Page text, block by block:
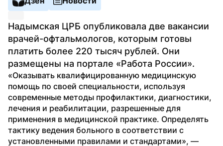
Надымская ЦРБ опубликовала две вакансии
врачей-офтальмологов, которым готовы
платить более 220 тысяч рублей. Они
размещены на портале «Работа России».
«Оказывать квалифицированную медицинскую
помощь по своей специальности, используя
современные методы профилактики, диагностики,
лечения и реабилитации, разрешенные для
применения в медицинской практике. Определять
тактику ведения больного в соответствии с